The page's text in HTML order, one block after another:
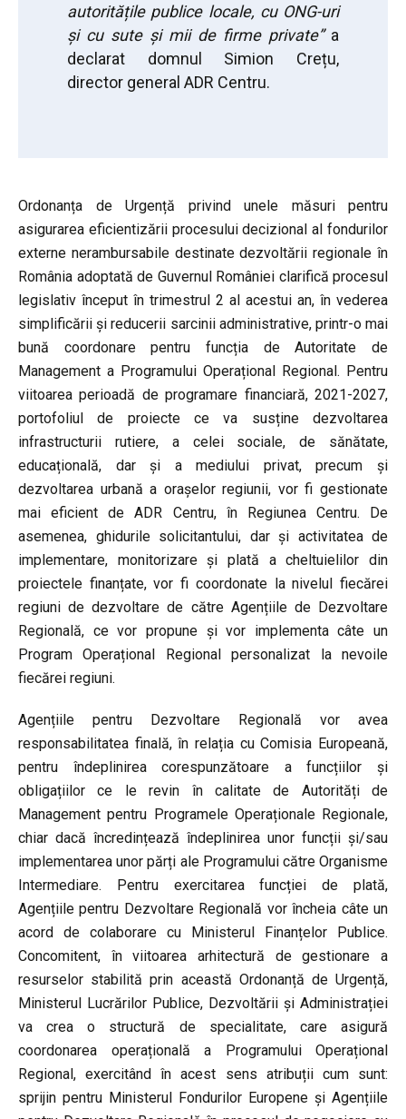
autoritățile publice locale, cu ONG-uri
și cu sute și mii de firme private”a
declarat domnul Simion Crețu,
director general ADR Centru.
Ordonanța de Urgență privind unele măsuri pentru
asigurarea eficientizării procesului decizional al fondurilor
externe nerambursabile destinate dezvoltării regionale în
România adoptată de Guvernul României clarifică procesul
legislativ început în trimestrul 2 al acestui an, în vederea
simplificării și reducerii sarcinii administrative, printr-o mai
bună coordonare pentru funcția de Autoritate de
Management a Programului Operațional Regional. Pentru
viitoarea perioadă de programare financiară, 2021-2027,
portofoliul de proiecte ce va susține dezvoltarea
infrastructurii rutiere, a celei sociale, de sănătate,
educațională, dar și a mediului privat, precum și
dezvoltarea urbană a orașelor regiunii, vor fi gestionate
mai eficient de ADR Centru, în Regiunea Centru. De
asemenea, ghidurile solicitantului, dar și activitatea de
implementare, monitorizare și plată a cheltuielilor din
proiectele finanțate, vor fi coordonate la nivelul fiecărei
regiuni de dezvoltare de către Agențiile de Dezvoltare
Regională, ce vor propune și vor implementa câte un
Program Operațional Regional personalizat la nevoile
fiecărei regiuni.
Agențiile pentru Dezvoltare Regională vor avea
responsabilitatea finală, în relația cu Comisia Europeană,
pentru îndeplinirea corespunzătoare a funcțiilor și
obligațiilor ce le revin în calitate de Autorități de
Management pentru Programele Operaționale Regionale,
chiar dacă încredințează îndeplinirea unor funcții și/sau
implementarea unor părți ale Programului către Organisme
Intermediare. Pentru exercitarea funcției de plată,
Agențiile pentru Dezvoltare Regională vor încheia câte un
acord de colaborare cu Ministerul Finanțelor Publice.
Concomitent, în viitoarea arhitectură de gestionare a
resurselor stabilită prin această Ordonanță de Urgență,
Ministerul Lucrărilor Publice, Dezvoltării și Administrației
va crea o structură de specialitate, care asigură
coordonarea operațională a Programului Operațional
Regional, exercitând în acest sens atribuții cum sunt:
sprijin pentru Ministerul Fondurilor Europene și Agențiile